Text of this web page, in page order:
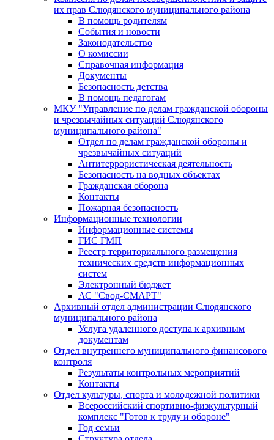
их прав Слюдянского муниципального района
В помощь родителям
События и новости
Законодательство
О комиссии
Справочная информация
Документы
Безопасность детства
В помощь педагогам
МКУ "Управление по делам гражданской обороны
и чрезвычайных ситуаций Слюдянского
муниципального района"
Отдел по делам гражданской обороны и
чрезвычайных ситуаций
Антитеррористическая деятельность
Безопасность на водных объектах
Гражданская оборона
Контакты
Пожарная безопасность
Информационные технологии
Информационные системы
ГИС ГМП
Реестр территориального размещения
технических средств информационных
систем
Электронный бюджет
АС "Свод-СМАРТ"
Архивный отдел администрации Слюдянского
муниципального района
Услуга удаленного доступа к архивным
документам
Отдел внутреннего муниципального финансового
контроля
Результаты контрольных мероприятий
Контакты
Отдел культуры, спорта и молодежной политики
Всероссийский спортивно-физкультурный
комплекс "Готов к труду и обороне"
Год семьи